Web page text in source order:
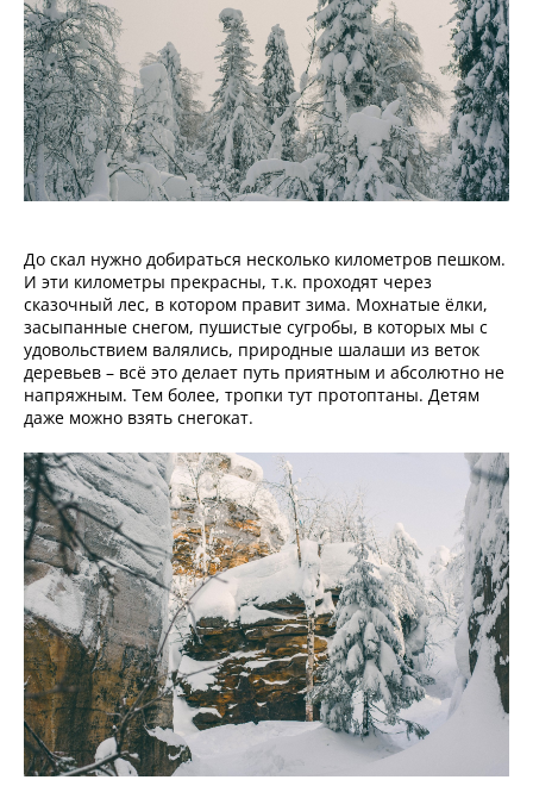
До скал нужно добираться несколько километров пешком.
И эти километры прекрасны, т.к. проходят через
сказочный лес, в котором правит зима. Мохнатые ёлки,
засыпанные снегом, пушистые сугробы, в которых мы с
удовольствием валялись, природные шалаши из веток
деревьев – всё это делает путь приятным и абсолютно не
напряжным. Тем более, тропки тут протоптаны. Детям
даже можно взять снегокат.